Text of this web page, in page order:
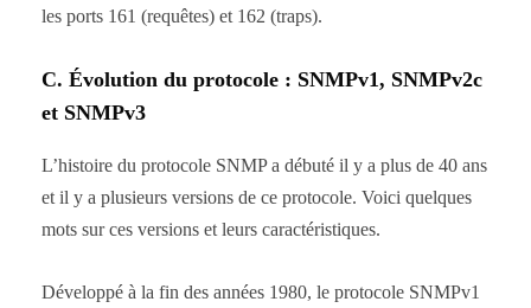
les ports 161 (requêtes) et 162 (traps).
C. Évolution du protocole : SNMPv1, SNMPv2c
et SNMPv3
L’histoire du protocole SNMP a débuté il y a plus de 40 ans
et il y a plusieurs versions de ce protocole. Voici quelques
mots sur ces versions et leurs caractéristiques.
Développé à la fin des années 1980, le protocole SNMPv1